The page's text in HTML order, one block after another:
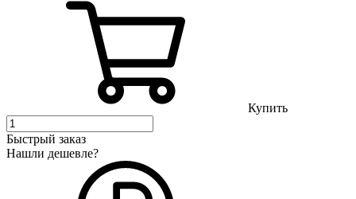
Купить
Быстрый заказ
Нашли дешевле?